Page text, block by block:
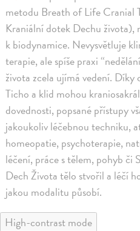
metodu Breath of Life Cranial
Kraniální dotek Dechu
k biodynamice. Nevysvětluje
terapie, ale spíše praxi
života zcela ujímá vedení. Díky
Ticho a klid mohou
dovednosti, popsané přístupy
jakoukoliv léčebnou techniku,
homeopatie, psychoterapie,
léčení, práce s tělem, pohyb
Dech Života tělo stvořil a léčí
jakou modalitu působí.
High-contrast mode